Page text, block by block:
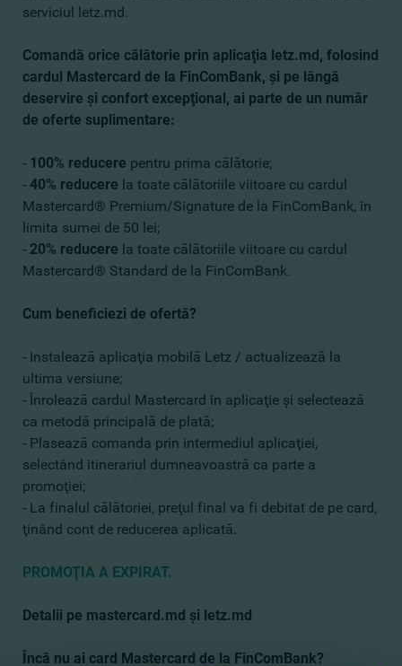
serviciul letz.md.
Comandă orice călătorie prin aplicaţia letz.md, folosind
cardul Mastercard de la FinComBank, şi pe lângă
deservire şi confort excepţional, ai parte de un număr
de oferte suplimentare:
- 100% reducere pentru prima călătorie;
- 40% reducere la toate călătoriile viitoare cu cardul
Mastercard® Premium/Signature de la FinComBank, în
limita sumei de 50 lei;
- 20% reducere la toate călătoriile viitoare cu cardul
Mastercard® Standard de la FinComBank.
Cum beneficiezi de ofertă?
- Instalează aplicaţia mobilă Letz / actualizează la
ultima versiune;
- Înrolează cardul Mastercard în aplicaţie şi selectează
ca metodă principală de plată;
- Plasează comanda prin intermediul aplicaţiei,
selectând itinerariul dumneavoastră ca parte a
promoţiei;
- La finalul călătoriei, preţul final va fi debitat de pe card,
ţinând cont de reducerea aplicată.
PROMOŢIA A EXPIRAT.
Detalii pe mastercard.md şi letz.md
Încă nu ai card Mastercard de la FinComBank?